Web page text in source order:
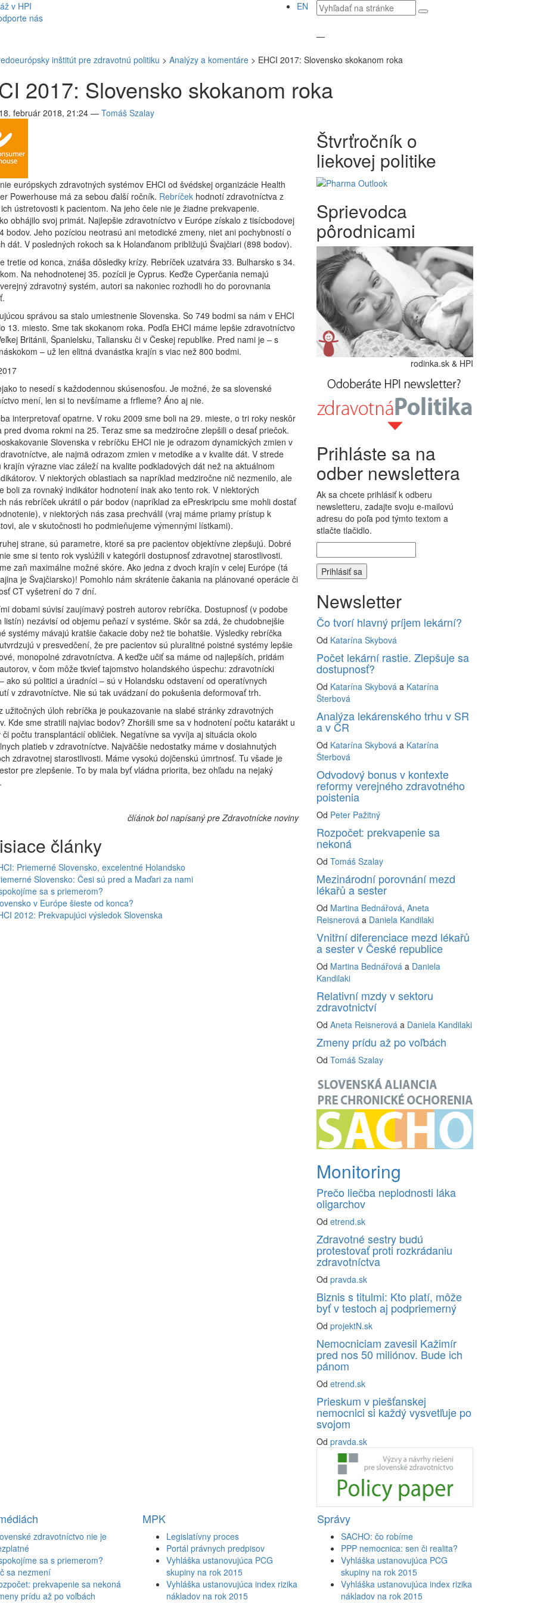
v HPI
nás
EN
Vyhľadávaný
text
—
inštitút pre zdravotnú politiku > Analýzy a komentáre> EHCI 2017: Slovensko skokanom roka
2017: Slovensko skokanom roka
február 2018, 21:24 — Tomáš Szalay
európskych zdravotných systémov EHCI od švédskej organizácie Health
Powerhouse má za sebou ďalší ročník. Rebríčekhodnotí zdravotníctva z
ústretovosti k pacientom. Na jeho čele nie je žiadne prekvapenie.
obhájilo svoj primát. Najlepšie zdravotníctvo v Európe získalo z tisícbodovej
bodov. Jeho pozíciou neotrasú ani metodické zmeny, niet ani pochybností o
dát. V posledných rokoch sa k Holanďanom približujú Švajčiari (898 bodov).
tretie od konca, znáša dôsledky krízy. Rebríček uzatvára 33. Bulharsko s 34.
Na nehodnotenej 35. pozícii je Cyprus. Keďže Cyperčania nemajú
zdravotný systém, autori sa nakoniec rozhodli ho do porovnania
správou sa stalo umiestnenie Slovenska. So 749 bodmi sa nám v EHCI
13. miesto. Sme tak skokanom roka. Podľa EHCI máme lepšie zdravotníctvo
Británii, Španielsku, Taliansku či v Českej republike. Pred nami je – s
– už len elitná dvanástka krajín s viac než 800 bodmi.
to nesedí s každodennou skúsenosťou. Je možné, že sa slovenské
mení, len si to nevšímame a frfleme? Áno aj nie.
interpretovať opatrne. V roku 2009 sme boli na 29. mieste, o tri roky neskôr
pred dvoma rokmi na 25. Teraz sme sa medziročne zlepšili o desať priečok.
Slovenska v rebríčku EHCI nie je odrazom dynamických zmien v
ale najmä odrazom zmien v metodike a v kvalite dát. V strede
krajín výrazne viac záleží na kvalite podkladových dát než na aktuálnom
V niektorých oblastiach sa napríklad medziročne nič nezmenilo, ale
boli za rovnaký indikátor hodnotení inak ako tento rok. V niektorých
nás rebríček ukrátil o pár bodov (napríklad za ePreskripciu sme mohli dostať
v niektorých nás zasa prechválil (vraj máme priamy prístup k
ale v skutočnosti ho podmieňujeme výmennými lístkami).
strane, sú parametre, ktoré sa pre pacientov objektívne zlepšujú. Dobré
sme si tento rok vyslúžili v kategórii dostupnosť zdravotnej starostlivosti.
zaň maximálne možné skóre. Ako jedna z dvoch krajín v celej Európe (tá
je Švajčiarsko)! Pomohlo nám skrátenie čakania na plánované operácie či
CT vyšetrení do 7 dní.
dobami súvisí zaujímavý postreh autorov rebríčka. Dostupnosť (v podobe
listín) nezávisí od objemu peňazí v systéme. Skôr sa zdá, že chudobnejšie
systémy mávajú kratšie čakacie doby než tie bohatšie. Výsledky rebríčka
v presvedčení, že pre pacientov sú pluralitné poistné systémy lepšie
monopolné zdravotníctva. A keďže učiť sa máme od najlepších, pridám
v čom môže tkvieť tajomstvo holandského úspechu: zdravotnícki
ako sú politici a úradníci – sú v Holandsku odstavení od operatívnych
v zdravotníctve. Nie sú tak uvádzaní do pokušenia deformovať trh.
užitočných úloh rebríčka je poukazovanie na slabé stránky zdravotných
Kde sme stratili najviac bodov? Zhoršili sme sa v hodnotení počtu katarákt u
či počtu transplantácií obličiek. Negatívne sa vyvíja aj situácia okolo
platieb v zdravotníctve. Najväčšie nedostatky máme v dosiahnutých
zdravotnej starostlivosti. Máme vysokú dojčenskú úmrtnosť. Tu všade je
pre zlepšenie. To by mala byť vládna priorita, bez ohľadu na nejaký
člíánok bol napísaný pre Zdravotnícke noviny
články
Priemerné Slovensko, excelentné Holandsko
Slovensko: Česi sú pred a Maďari za nami
sa s priemerom?
v Európe šieste od konca?
2012: Prekvapujúci výsledok Slovenska
Štvrťročník o
liekovej politike
Sprievodca
pôrodnicami
rodinka.sk & HPI
Prihláste sa na
odber newslettera
Ak sa chcete prihlásiť k odberu
newsletteru, zadajte svoju e-mailovú
adresu do poľa pod týmto textom a
stlačte tlačidlo.
Newsletter
Čo tvorí hlavný príjem lekární?
Od Katarína Skybová
Počet lekární rastie. Zlepšuje sa
dostupnosť?
Od Katarína Skybová a Katarína
Šterbová
Analýza lekárenského trhu v SR
a v ČR
Od Katarína Skybová a Katarína
Šterbová
Odvodový bonus v kontexte
reformy verejného zdravotného
poistenia
Od Peter Pažitný
Rozpočet: prekvapenie sa
nekoná
OdTomáš Szalay
Mezinárodní porovnání mezd
lékařů a sester
Od Martina Bednářová,Aneta
Reisnerová a Daniela Kandilaki
Vnitřní diferenciace mezd lékařů
a sester v České republice
Od Martina Bednářová a Daniela
Kandilaki
Relativní mzdy v sektoru
zdravotnictví
OdAneta Reisnerová a Daniela Kandilaki
Zmeny prídu až po voľbách
OdTomáš Szalay
Monitoring
Prečo liečba neplodnosti láka
oligarchov
Odetrend.sk
Zdravotné sestry budú
protestovať proti rozkrádaniu
zdravotníctva
Odpravda.sk
Biznis s titulmi: Kto platí, môže
byť v testoch aj podpriemerný
OdprojektN.sk
Nemocniciam zavesil Kažimír
pred nos 50 miliónov. Bude ich
pánom
Odetrend.sk
Prieskum v piešťanskej
nemocnici si každý vysvetľuje po
svojom
Odpravda.sk
zdravotníctvo nie je
sa s priemerom?
sa nezmení
prekvapenie sa nekoná
prídu až po voľbách
MPK
Legislatívny proces
Portál právnych predpisov
Vyhláška ustanovujúca PCG
skupiny na rok 2015
Vyhláška ustanovujúca index rizika
nákladov na rok 2015
Správy
SACHO: čo robíme
PPP nemocnica: sen či realita?
Vyhláška ustanovujúca PCG
skupiny na rok 2015
Vyhláška ustanovujúca index rizika
nákladov na rok 2015